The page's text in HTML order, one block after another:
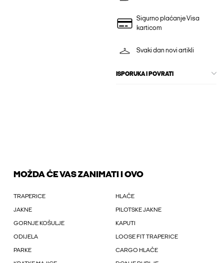
Sigurno plaćanje Visa
karticom
Svaki dan novi artikli
ISPORUKA I POVRATI
MOŽDA ĆE VAS ZANIMATI I OVO
TRAPERICE HLAČE
JAKNE PILOTSKE JAKNE
GORNJE KOŠULJE KAPUTI
ODIJELA LOOSE FIT TRAPERICE
PARKE CARGO HLAČE